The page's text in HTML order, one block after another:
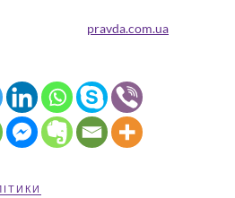
pravda.com.ua